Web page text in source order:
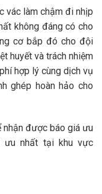
vác làm chậm đi nhịp
không đáng có cho
cơ bắp đó cho đội
huyết và trách nhiệm
hợp lý cùng dịch vụ
ghép hoàn hảo cho
nhận được báo giá ưu
ưu nhất tại khu vực